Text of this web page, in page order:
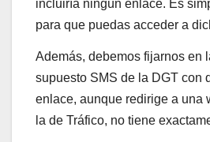
incluiría ningún enlace. Es
para que puedas acceder a
Además, debemos fijarnos en
supuesto SMS de la DGT con
enlace, aunque redirige a una
la de Tráfico, no tiene